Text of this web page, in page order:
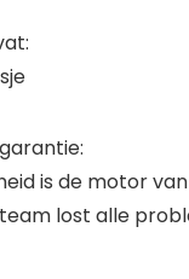
is de motor
lost alle